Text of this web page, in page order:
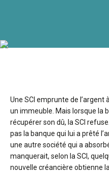
Une SCI emprunte de
un immeuble. Mais lorsque la
récupérer son dû, la SCI
pas la banque qui lui a prêté
une autre société qui a
manquerait, selon la SCI,
nouvelle créancière obtienne